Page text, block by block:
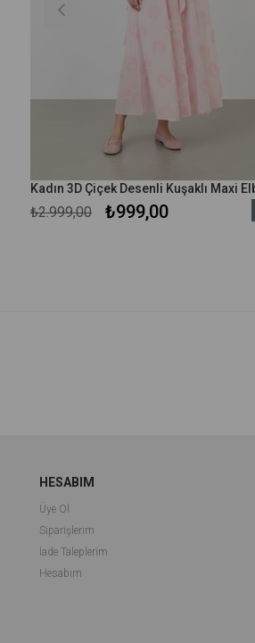
₺999,00
₺2.999,00
HESABIM
Üye Ol
Siparişlerim
İade Taleplerim
Hesabım